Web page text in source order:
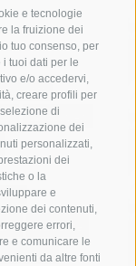
e tecnologie
la fruizione dei
tuo consenso, per
tuoi dati per le
e/o accedervi,
creare profili per
di
dei
personalizzati,
dei
o la
e
dei contenuti,
errori,
e comunicare le
da altre fonti
arresto
carabinieri
incidente